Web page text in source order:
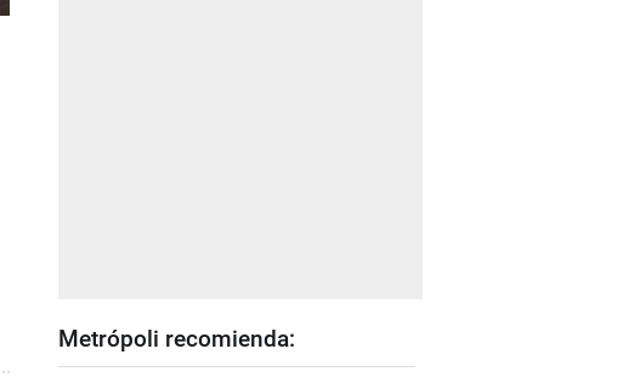
Metrópoli recomienda: